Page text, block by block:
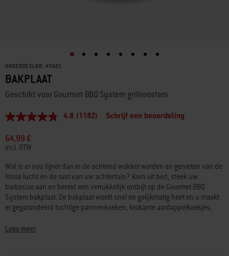
ONDERDEELNR. #7421
BAKPLAAT
Geschikt voor Gourmet BBQ System grillroosters
4.8
5
sterren,
gemiddelde
scorewaarde.
Read
1182
Reviews.
Dezelfde
paginalink.
4.8 (1182) Schrijf een beoordeling
64,99 €
incl. BTW
Wat is er nou fijner dan in de ochtend wakker worden en genieten van de
frisse lucht en de rust van uw achtertuin? Kom uit bed, steek uw
barbecue aan en bereid een verrukkelijk ontbijt op de Gourmet BBQ
System bakplaat. De bakplaat wordt snel en gelijkmatig heet en u maakt
er gegarandeerd luchtige pannenkoeken, krokante aardappelkoekjes,
Lees meer